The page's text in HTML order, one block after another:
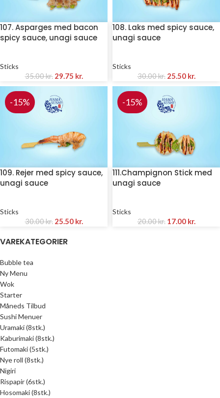
VAREKATEGORIER
Bubble tea
Ny Menu
Wok
Starter
Måneds Tilbud
Sushi Menuer
Uramaki (8stk.)
Kaburimaki (8stk.)
Futomaki (5stk.)
Nye roll (8stk.)
Nigiri
Rispapir (6stk.)
Hosomaki (8stk.)
107. Asparges med bacon
spicy sauce, unagi sauce
Sticks
35.00kr. 29.75 kr.
108. Laks med spicy sauce,
unagi sauce
Sticks
30.00kr. 25.50 kr.
-15%
109. Rejer med spicy sauce,
unagi sauce
Sticks
30.00kr. 25.50 kr.
-15%
111.Champignon Stick med
unagi sauce
Sticks
20.00kr. 17.00 kr.